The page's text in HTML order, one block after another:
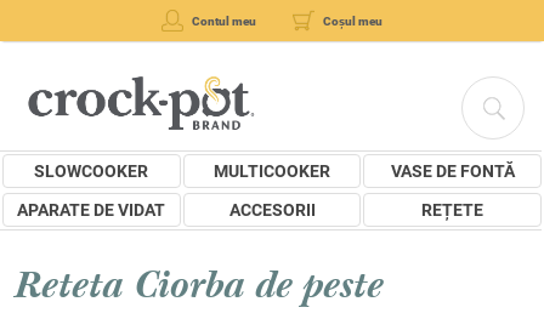
Contul meu Coșul meu
SLOWCOOKER MULTICOOKER
VASE DE FONTĂ
APARATE DE VIDAT
ACCESORII REȚETE
Reteta Ciorba de peste